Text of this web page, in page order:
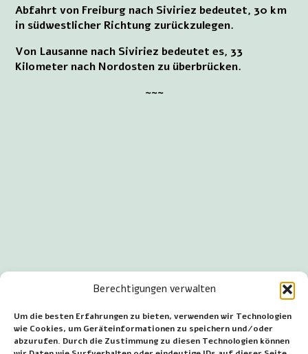
Berechtigungen verwalten
Um die besten Erfahrungen zu bieten, verwenden wir Technologien
wie Cookies, um Geräteinformationen zu speichern und/oder
abzurufen. Durch die Zustimmung zu diesen Technologien können
Abfahrt von Freiburg nach Siviriez bedeutet, 30 km
in südwestlicher Richtung zurückzulegen.
Von Lausanne nach Siviriez bedeutet es, 33
Kilometer nach Nordosten zu überbrücken.
~~~